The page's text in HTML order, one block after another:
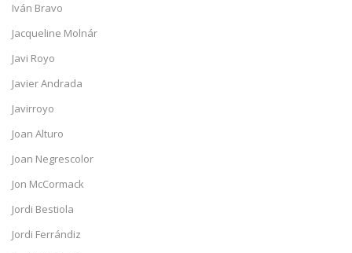
Iván Bravo
Jacqueline Molnár
Javi Royo
Javier Andrada
Javirroyo
Joan Alturo
Joan Negrescolor
Jon McCormack
Jordi Bestiola
Jordi Ferrándiz